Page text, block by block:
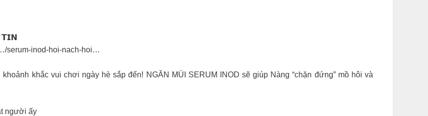
serum-inod-hoi-nach-hoi…
khắc vui chơi ngày hè sắp đến! NGĂN MÙI SERUM INOD sẽ giúp Nàng “chặn đứng” mồ hôi và
người ấy